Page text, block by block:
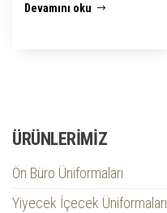
Devamını oku
ÜRÜNLERIMIZ
Ön Büro Üniformaları
Yiyecek İçecek Üniformaları